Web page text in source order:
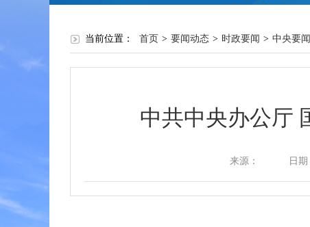
当前位置： 首页 > 要闻动态 > 时政要闻 > 中央要闻
中共中央办公厅
来源： 日